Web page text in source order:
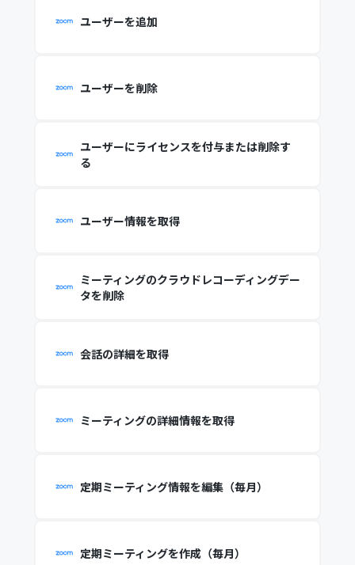
ユーザーを追加
ユーザーを削除
ユーザーにライセンスを付与または削除す
る
ユーザー情報を取得
ミーティングのクラウドレコーディングデー
タを削除
会話の詳細を取得
ミーティングの詳細情報を取得
定期ミーティング情報を編集（毎月）
定期ミーティングを作成（毎月）